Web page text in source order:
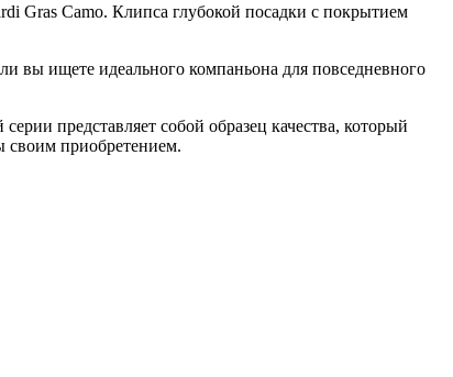
Gras Camo. Клипса глубокой посадки с покрытием
вы ищете идеального компаньона для повседневного
представляет собой образец качества, который
своим приобретением.